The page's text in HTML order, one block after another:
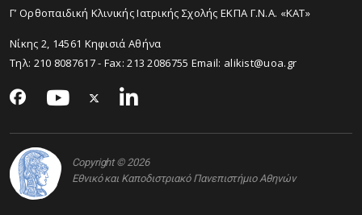
Γ’ Ορθοπαιδική Κλινικής Ιατρικής Σχολής ΕΚΠΑ Γ.Ν.Α. «ΚΑΤ»
Νίκης 2, 14561 Κηφισιά Αθήνα
Τηλ: 210 8087617- Fax:213 2086755 Email: alikist@uoa.gr
Copyright © 2026
Εθνικό και Καποδιστριακό Πανεπιστήμιο Αθηνών